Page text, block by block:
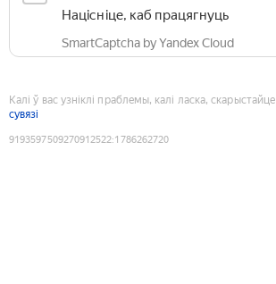
Націсніце, каб працягнуць
SmartCaptcha by Yandex Cloud
Калі ў вас узніклі праблемы, калі ласка, скарыстайце
сувязі
9193597509270912522:1786262720